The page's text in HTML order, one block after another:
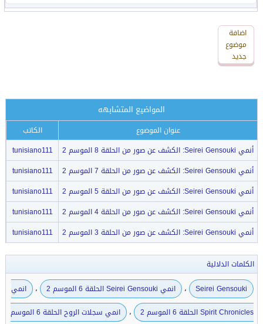
اضافة
رد
جديد
اضافة
موضوع
جديد
المواضيع المتشابهه
عنوان الموضوع
الكاتب
أنمي Seirei Gensouki: الكشف عن صور من الحلقة 8 الموسم 2
tunisiano111
أنمي Seirei Gensouki: الكشف عن صور من الحلقة 7 الموسم 2
tunisiano111
أنمي Seirei Gensouki: الكشف عن صور من الحلقة 5 الموسم 2
tunisiano111
أنمي Seirei Gensouki: الكشف عن صور من الحلقة 4 الموسم 2
tunisiano111
أنمي Seirei Gensouki: الكشف عن صور من الحلقة 3 الموسم 2
tunisiano111
الكلمات الدلالية
Seirei Gensouki
، انمي Seirei Gensouki الحلقة 6 الموسم 2 ،
انمي
Spirit Chronicles الحلقة 6 الموسم 2
،
انمي سجلات الروح الحلقة 6 الموسم